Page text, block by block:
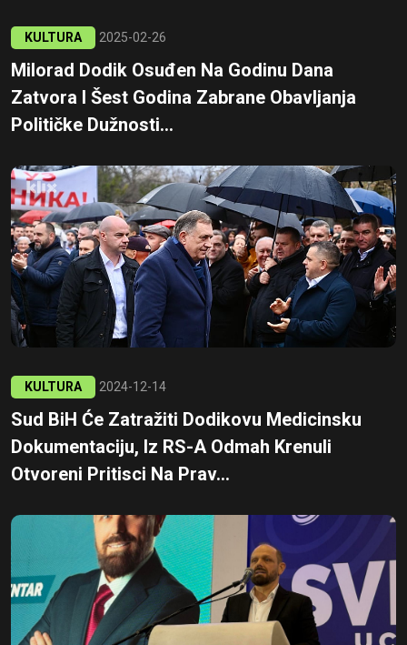
KULTURA 2025-02-26
Milorad Dodik Osuđen Na Godinu Dana
Zatvora I Šest Godina Zabrane Obavljanja
Političke Dužnosti...
KULTURA 2024-12-14
Sud BiH Će Zatražiti Dodikovu Medicinsku
Dokumentaciju, Iz RS-A Odmah Krenuli
Otvoreni Pritisci Na Prav...